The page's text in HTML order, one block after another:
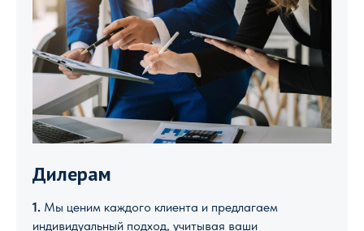
Дилерам
1. Мы ценим каждого клиента и предлагаем
индивидуальный подход, учитывая ваши